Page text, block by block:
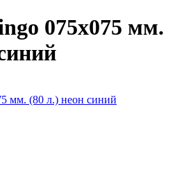
075х075 мм.